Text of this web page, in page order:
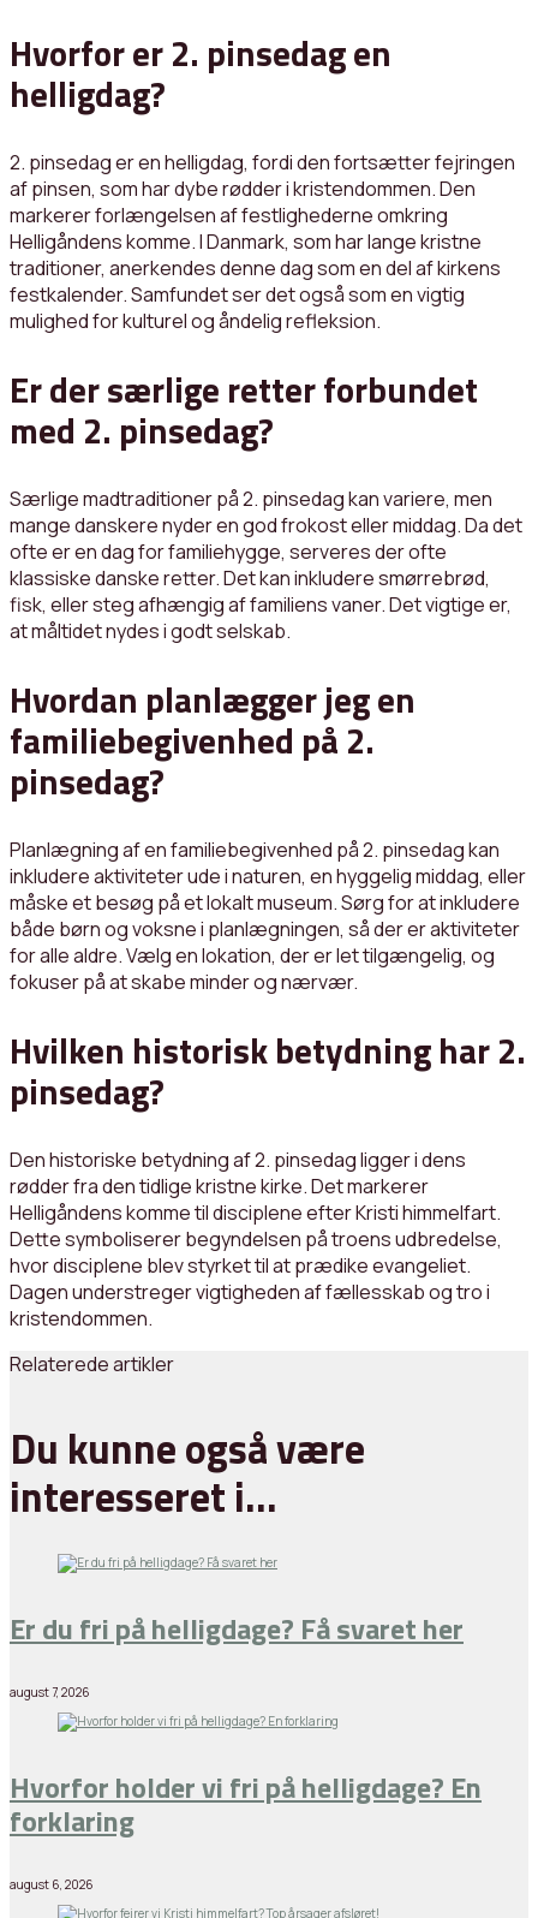
Hvorfor er 2. pinsedag en
helligdag?
2. pinsedag er en helligdag, fordi den fortsætter fejringen
af pinsen, som har dybe rødder i kristendommen. Den
markerer forlængelsen af festlighederne omkring
Helligåndens komme. I Danmark, som har lange kristne
traditioner, anerkendes denne dag som en del af kirkens
festkalender. Samfundet ser det også som en vigtig
mulighed for kulturel og åndelig refleksion.
Er der særlige retter forbundet
med 2. pinsedag?
Særlige madtraditioner på 2. pinsedag kan variere, men
mange danskere nyder en god frokost eller middag. Da det
ofte er en dag for familiehygge, serveres der ofte
klassiske danske retter. Det kan inkludere smørrebrød,
fisk, eller steg afhængig af familiens vaner. Det vigtige er,
at måltidet nydes i godt selskab.
Hvordan planlægger jeg en
familiebegivenhed på 2.
pinsedag?
Planlægning af en familiebegivenhed på 2. pinsedag kan
inkludere aktiviteter ude i naturen, en hyggelig middag, eller
måske et besøg på et lokalt museum. Sørg for at inkludere
både børn og voksne i planlægningen, så der er aktiviteter
for alle aldre. Vælg en lokation, der er let tilgængelig, og
fokuser på at skabe minder og nærvær.
Hvilken historisk betydning har 2.
pinsedag?
Den historiske betydning af 2. pinsedag ligger i dens
rødder fra den tidlige kristne kirke. Det markerer
Helligåndens komme til disciplene efter Kristi himmelfart.
Dette symboliserer begyndelsen på troens udbredelse,
hvor disciplene blev styrket til at prædike evangeliet.
Dagen understreger vigtigheden af fællesskab og tro i
kristendommen.
Relaterede artikler
Du kunne også være
interesseret i…
Er du fri på helligdage? Få svaret her
august 7, 2026
Hvorfor holder vi fri på helligdage? En
forklaring
august 6, 2026